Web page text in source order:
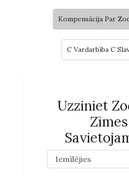
Kompensācija Par
C Vardarbība C
Uzziniet
Zīmes